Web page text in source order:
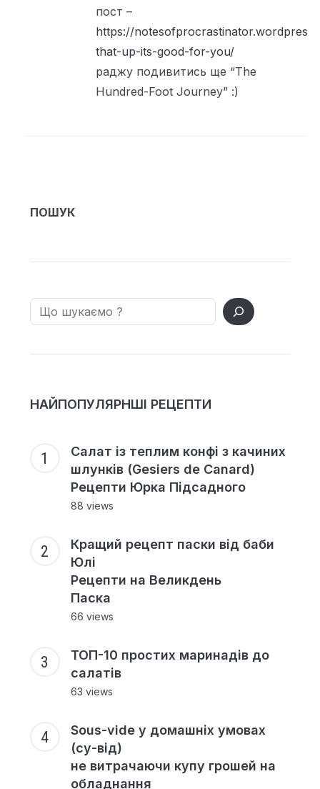
пост –
https://
that-up-its-good-for-you/
раджу подивитись ще “The
Hundred-Foot Journey” :)
ПОШУК
Search
НАЙПОПУЛЯРНШІ РЕЦЕПТИ
Салат із теплим конфі з качиних
шлунків (Gesiers de Canard)
Рецепти Юрка Підсадного
88 views
Кращий рецепт паски від баби
Юлі
Рецепти на Великдень
Паска
66 views
ТОП-10 простих маринадів до
салатів
63 views
Sous-vide у домашніх умовах
(су-від)
не витрачаючи купу грошей на
обладнання